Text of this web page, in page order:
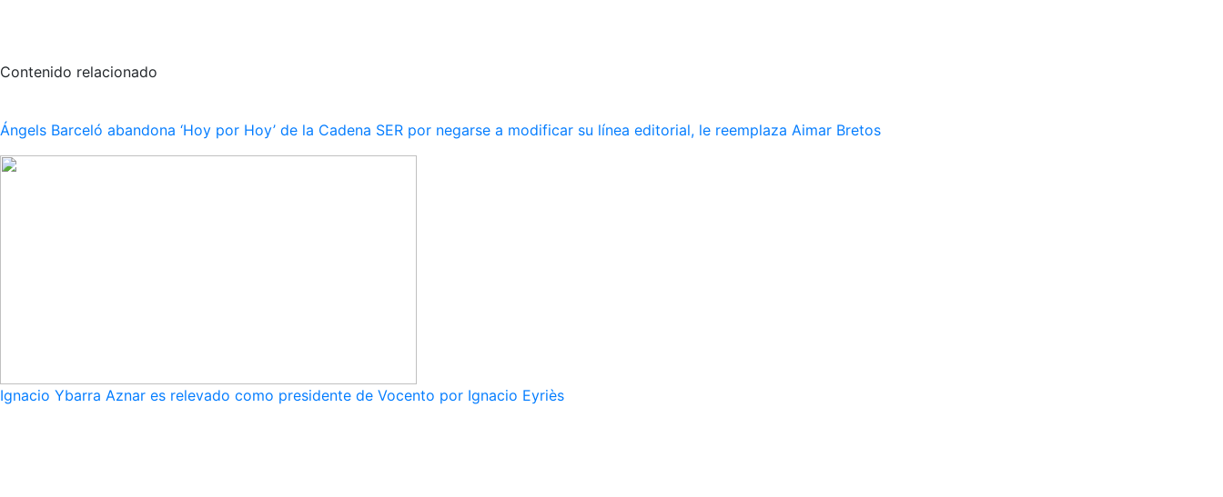
Contenido relacionado
Ángels Barceló abandona ‘Hoy por Hoy’ de la Cadena SER por negarse a modificar su línea editorial, le reemplaza Aimar Bretos
Ignacio Ybarra Aznar es relevado como presidente de Vocento por Ignacio Eyriès